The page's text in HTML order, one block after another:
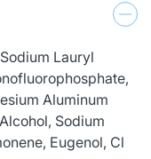
Lauryl
Aluminum
Sodium
Eugenol, Cl